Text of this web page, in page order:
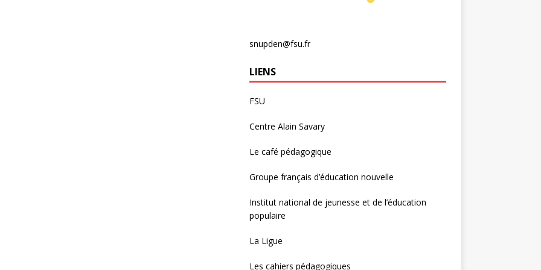
snupden@fsu.fr
LIENS
FSU
Centre Alain Savary
Le café pédagogique
Groupe français d’éducation nouvelle
Institut national de jeunesse et de l’éducation
populaire
La Ligue
Les cahiers pédagogiques